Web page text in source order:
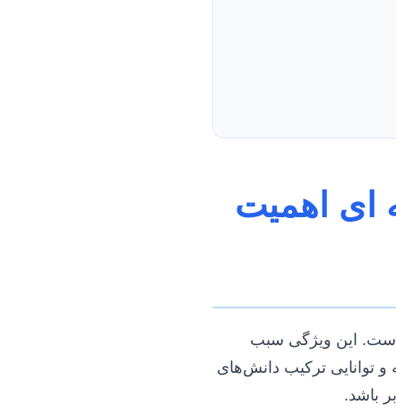
ای اهمیت
است. این ویژگی سبب
و توانایی ترکیب دانش‌های
باشد.